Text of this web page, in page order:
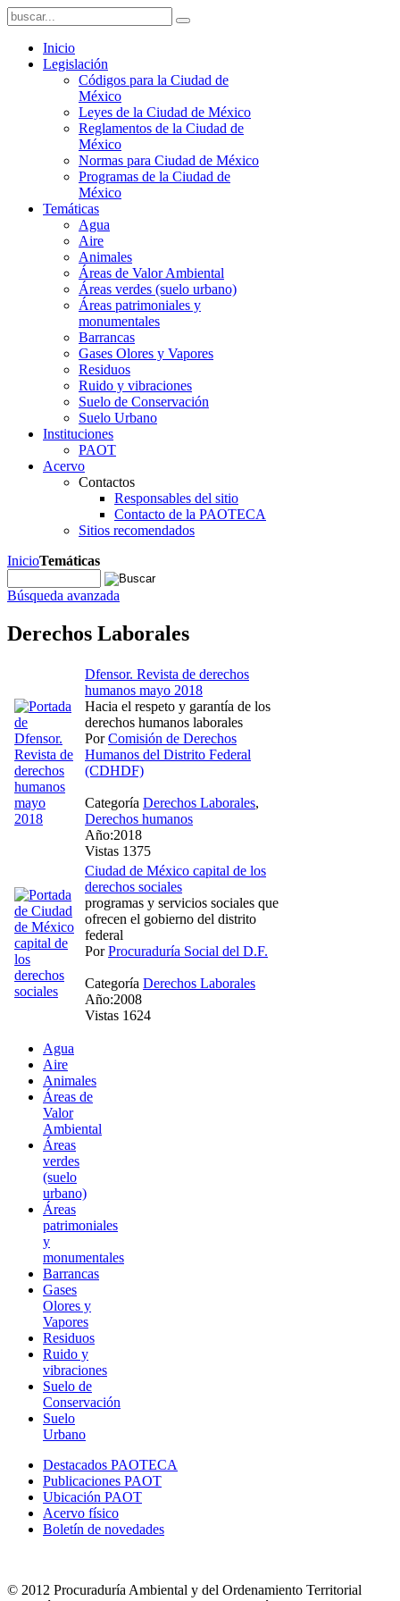
Inicio
Legislación
Códigos para la Ciudad de
México
Leyes de la Ciudad de México
Reglamentos de la Ciudad de
México
Normas para Ciudad de México
Programas de la Ciudad de
México
Temáticas
Agua
Aire
Animales
Áreas de Valor Ambiental
Áreas verdes (suelo urbano)
Áreas patrimoniales y
monumentales
Barrancas
Gases Olores y Vapores
Residuos
Ruido y vibraciones
Suelo de Conservación
Suelo Urbano
Instituciones
PAOT
Acervo
Contactos
Responsables del sitio
Contacto de la PAOTECA
Sitios recomendados
InicioTemáticas
Búsqueda avanzada
Derechos Laborales
Dfensor. Revista de derechos
humanos mayo 2018
Hacia el respeto y garantía de los
derechos humanos laborales
PorComisión de Derechos
Humanos del Distrito Federal
(CDHDF)
Categoría Derechos Laborales,
Derechos humanos
Año:2018
Vistas 1375
Ciudad de México capital de los
derechos sociales
programas y servicios sociales que
ofrecen el gobierno del distrito
federal
PorProcuraduría Social del D.F.
Categoría Derechos Laborales
Año:2008
Vistas 1624
Agua
Aire
Animales
Áreas de
Valor
Ambiental
Áreas
verdes
(suelo
urbano)
Áreas
patrimoniales
y
monumentales
Barrancas
Gases
Olores y
Vapores
Residuos
Ruido y
vibraciones
Suelo de
Conservación
Suelo
Urbano
Destacados PAOTECA
Publicaciones PAOT
Ubicación PAOT
Acervo físico
Boletín de novedades
© 2012 Procuraduría Ambiental y del Ordenamiento Territorial